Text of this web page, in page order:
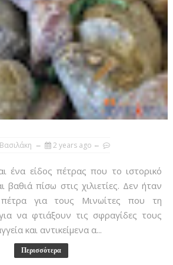
2 years ago
ένα είδος πέτρας που το ιστορικό
βαθιά πίσω στις χιλιετίες. Δεν ήταν
για τους Μινωίτες που τη
να φτιάξουν τις σφραγίδες τους
και αντικείμενα α...
Περισσότερα